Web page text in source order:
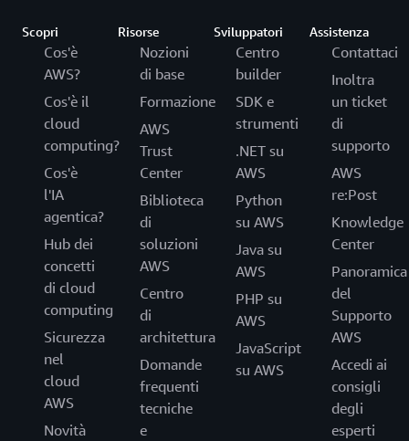
Scopri
Cos'è
AWS?
Cos'è il
cloud
computing?
Cos'è
l'IA
agentica?
Hub dei
concetti
di cloud
computing
Sicurezza
nel
cloud
AWS
Novità
Risorse
Nozioni
di base
Formazione
AWS
Trust
Center
Biblioteca
di
soluzioni
AWS
Centro
di
architettura
Domande
frequenti
tecniche
e
Sviluppatori
Centro
builder
SDK e
strumenti
.NET su
AWS
Python
su AWS
Java su
AWS
PHP su
AWS
JavaScript
su AWS
Assistenza
Contattaci
Inoltra
un ticket
di
supporto
AWS
re:Post
Knowledge
Center
Panoramica
del
Supporto
AWS
Accedi ai
consigli
degli
esperti